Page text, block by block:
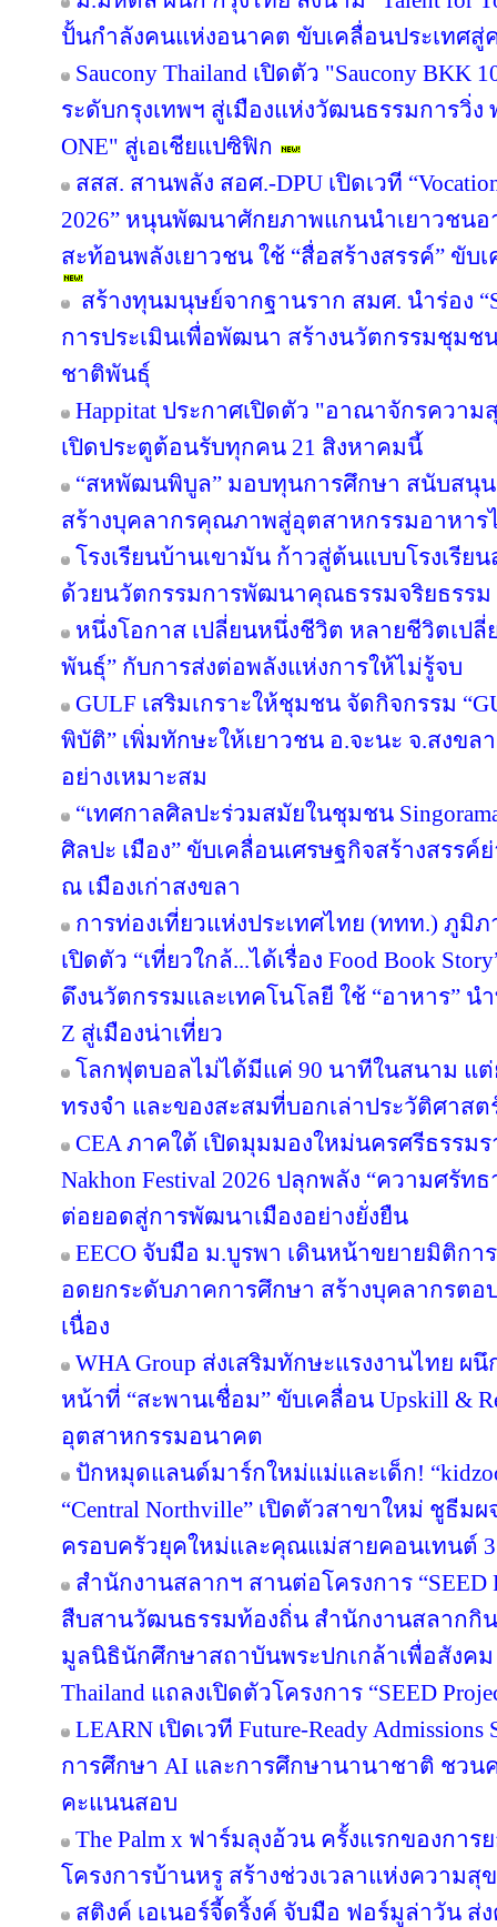
ปั้นกำลังคนแห่งอนาคต ขับเคลื่อนประเทศสู่
Saucony Thailand เปิดตัว "Saucony
ระดับกรุงเทพฯ สู่เมืองแห่งวัฒนธรรมการวิ่ง
ONE" สู่เอเชียแปซิฟิก
สสส. สานพลัง สอศ.-DPU เปิดเวที
2026” หนุนพัฒนาศักยภาพแกนนำเยาวชน
สะท้อนพลังเยาวชน ใช้ “สื่อสร้างสรรค์” ขับ
สร้างทุนมนุษย์จากฐานราก สมศ. นำร่อง
การประเมินเพื่อพัฒนา สร้างนวัตกรรมชุมช
ชาติพันธุ์
Happitat ประกาศเปิดตัว "อาณาจักรควา
เปิดประตูต้อนรับทุกคน 21 สิงหาคมนี้
“สหพัฒนพิบูล” มอบทุนการศึกษา สนับสนุ
สร้างบุคลากรคุณภาพสู่อุตสาหกรรมอาหาร
โรงเรียนบ้านเขามัน ก้าวสู่ต้นแบบโรงเรีย
ด้วยนวัตกรรมการพัฒนาคุณธรรมจริยธรรม
หนึ่งโอกาส เปลี่ยนหนึ่งชีวิต หลายชีวิตเปลี่
พันธุ์” กับการส่งต่อพลังแห่งการให้ไม่รู้จบ
GULF เสริมเกราะให้ชุมชน จัดกิจกรรม
พิบัติ” เพิ่มทักษะให้เยาวชน อ.จะนะ จ.สงข
อย่างเหมาะสม
“เทศกาลศิลปะร่วมสมัยในชุมชน
ศิลปะ เมือง” ขับเคลื่อนเศรษฐกิจสร้างสรรค์
ณ เมืองเก่าสงขลา
การท่องเที่ยวแห่งประเทศไทย (ททท.) ภูมิ
เปิดตัว “เที่ยวใกล้...ได้เรื่อง Food Book
ดึงนวัตกรรมและเทคโนโลยี ใช้ “อาหาร” นำ
Z สู่เมืองน่าเที่ยว
โลกฟุตบอลไม่ได้มีแค่ 90 นาทีในสนาม แต่
ทรงจำ และของสะสมที่บอกเล่าประวัติศาส
CEA ภาคใต้ เปิดมุมมองใหม่นครศรีธรรมร
Nakhon Festival 2026 ปลุกพลัง “ความศรัท
ต่อยอดสู่การพัฒนาเมืองอย่างยั่งยืน
EECO จับมือ ม.บูรพา เดินหน้าขยายมิติก
อดยกระดับภาคการศึกษา สร้างบุคลากรต
เนื่อง
WHA Group ส่งเสริมทักษะแรงงานไทย ผ
หน้าที่ “สะพานเชื่อม” ขับเคลื่อน Upskill &
อุตสาหกรรมอนาคต
ปักหมุดแลนด์มาร์กใหม่แม่และเด็ก!
“Central Northville” เปิดตัวสาขาใหม่ ชูธีม
ครอบครัวยุคใหม่และคุณแม่สายคอนเทนต์
สำนักงานสลากฯ สานต่อโครงการ “SEED
สืบสานวัฒนธรรมท้องถิ่น สำนักงานสลากกิน
มูลนิธินักศึกษาสถาบันพระปกเกล้าเพื่อสังคม
Thailand แถลงเปิดตัวโครงการ “SEED
LEARN เปิดเวที Future-Ready
การศึกษา AI และการศึกษานานาชาติ ชวน
คะแนนสอบ
The Palm x ฟาร์มลุงอ้วน ครั้งแรกของกา
โครงการบ้านหรู สร้างช่วงเวลาแห่งความสุ
สติงค์ เอเนอร์จี้ดริ้งค์ จับมือ ฟอร์มูล่าวัน